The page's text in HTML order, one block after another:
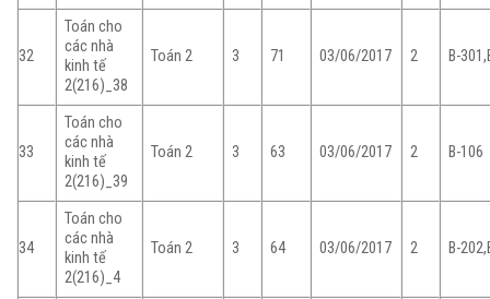
32
Toán cho
các nhà
kinh tế
2(216)_38
Toán 2 3 71 03/06/2017 2 B-
33
Toán cho
các nhà
kinh tế
2(216)_39
Toán 2 3 63 03/06/2017 2 B-106
34
Toán cho
các nhà
kinh tế
2(216)_4
Toán 2 3 64 03/06/2017 2 B-